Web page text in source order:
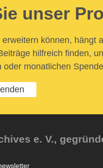
unser
können, hängt
hilfreich finden,
oder monatlichen
e. V.,